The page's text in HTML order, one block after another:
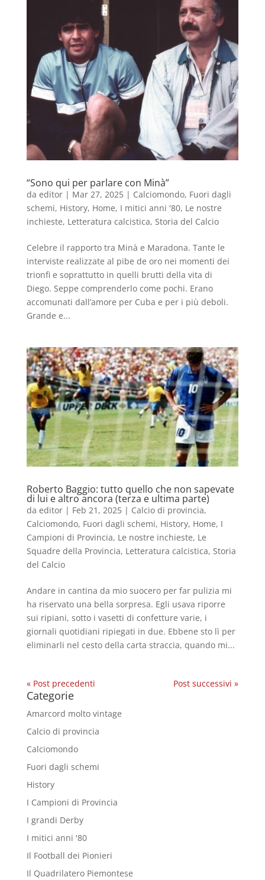
“Sono qui per parlare con Minà”
da editor| Mar 27, 2025| Calciomondo, Fuori dagli
schemi, History, Home, I mitici anni '80, Le nostre
inchieste, Letteratura calcistica, Storia del Calcio
Celebre il rapporto tra Minà e Maradona. Tante le
interviste realizzate al pibe de oro nei momenti dei
trionfi e soprattutto in quelli brutti della vita di
Diego. Seppe comprenderlo come pochi. Erano
accomunati dall’amore per Cuba e per i più deboli.
Grande e...
Roberto Baggio: tutto quello che non sapevate
di lui e altro ancora (terza e ultima parte)
da editor| Feb 21, 2025| Calcio di provincia,
Calciomondo, Fuori dagli schemi, History, Home, I
Campioni di Provincia, Le nostre inchieste, Le
Squadre della Provincia, Letteratura calcistica, Storia
del Calcio
Andare in cantina da mio suocero per far pulizia mi
ha riservato una bella sorpresa. Egli usava riporre
sui ripiani, sotto i vasetti di confetture varie, i
giornali quotidiani ripiegati in due. Ebbene sto lì per
eliminarli nel cesto della carta straccia, quando mi...
« Post precedenti Post successivi »
Categorie
Amarcord molto vintage
Calcio di provincia
Calciomondo
Fuori dagli schemi
History
I Campioni di Provincia
I grandi Derby
I mitici anni '80
Il Football dei Pionieri
Il Quadrilatero Piemontese